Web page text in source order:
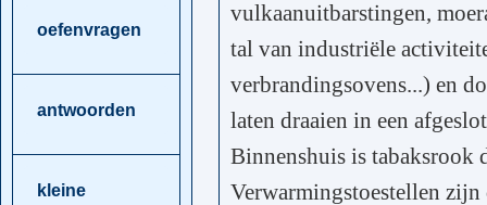
oefenvragen
antwoorden
kleine
vulkaanuitbarstingen,
tal van industriële
verbrandingsovens...) en
laten draaien in een
Binnenshuis is tabaksrook
Verwarmingstoestellen zijn